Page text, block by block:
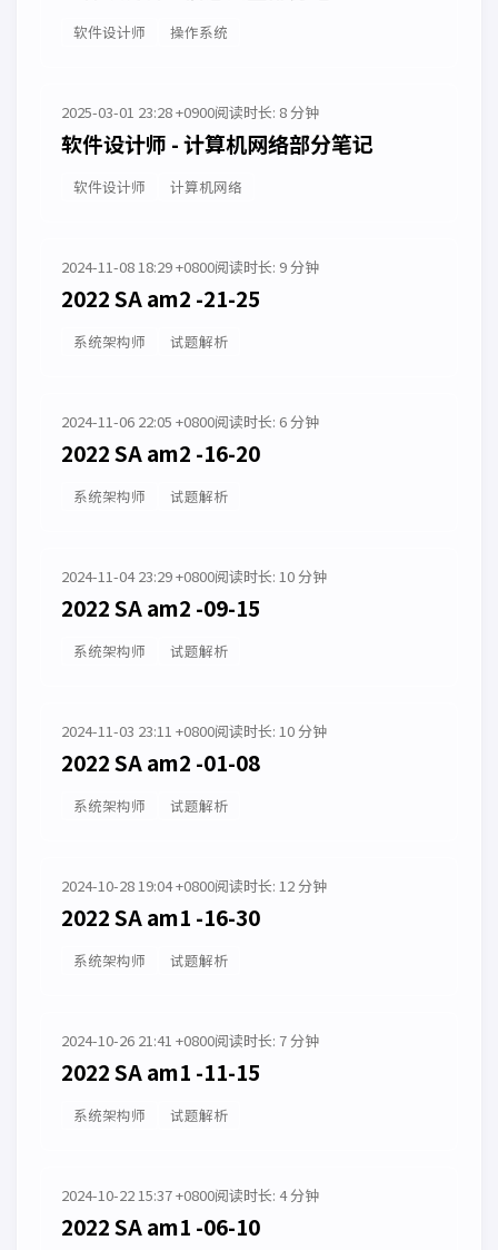
软件设计师 操作系统
2025-03-01 23:28 +0900阅读时长: 8 分钟
软件设计师 - 计算机网络部分笔记
软件设计师 计算机网络
2024-11-08 18:29 +0800阅读时长: 9 分钟
2022 SA am2 -21-25
系统架构师 试题解析
2024-11-06 22:05 +0800阅读时长: 6 分钟
2022 SA am2 -16-20
系统架构师 试题解析
2024-11-04 23:29 +0800阅读时长: 10 分钟
2022 SA am2 -09-15
系统架构师 试题解析
2024-11-03 23:11 +0800阅读时长: 10 分钟
2022 SA am2 -01-08
系统架构师 试题解析
2024-10-28 19:04 +0800阅读时长: 12 分钟
2022 SA am1 -16-30
系统架构师 试题解析
2024-10-26 21:41 +0800阅读时长: 7 分钟
2022 SA am1 -11-15
系统架构师 试题解析
2024-10-22 15:37 +0800阅读时长: 4 分钟
2022 SA am1 -06-10